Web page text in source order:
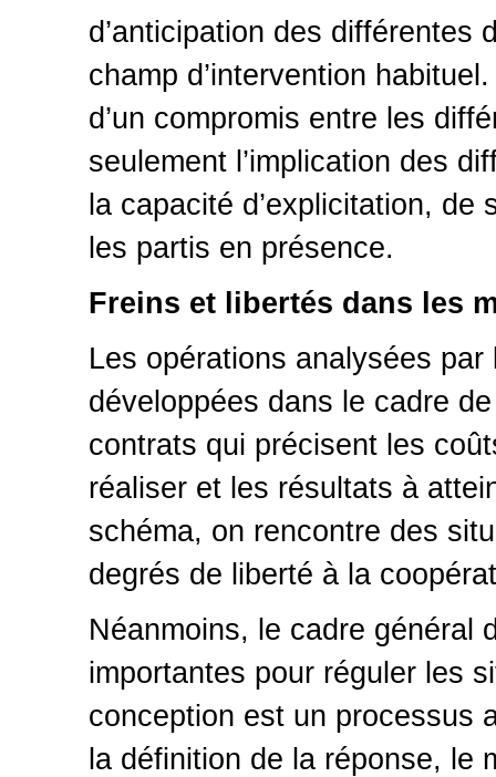
d’anticipation des différentes
champ d’intervention
d’un compromis entre les
seulement l’implication des
la capacité d’explicitation,
les partis en présence.
Freins et libertés dans les
Les opérations analysées
développées dans le cadre
contrats qui précisent les
réaliser et les résultats à
schéma, on rencontre des
degrés de liberté à la
Néanmoins, le cadre général
importantes pour réguler les
conception est un processus
la définition de la réponse, le